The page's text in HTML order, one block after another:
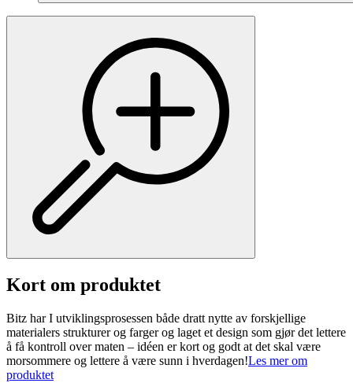
Kort om produktet
Bitz har I utviklingsprosessen både dratt nytte av forskjellige
materialers strukturer og farger og laget et design som gjør det lettere
å få kontroll over maten – idéen er kort og godt at det skal være
morsommere og lettere å være sunn i hverdagen!Les mer om
produktet